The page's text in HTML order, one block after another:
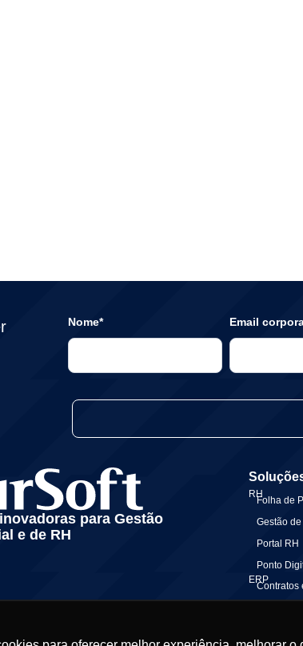
Nome* Email
para Gestão
e de RH
RH
Folha de
Gestão
Portal RH
Ponto
ERP
Contratos